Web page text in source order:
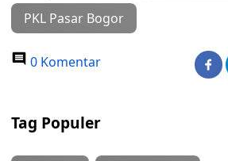
PKL Pasar Bogor
0 Komentar
Tag Populer